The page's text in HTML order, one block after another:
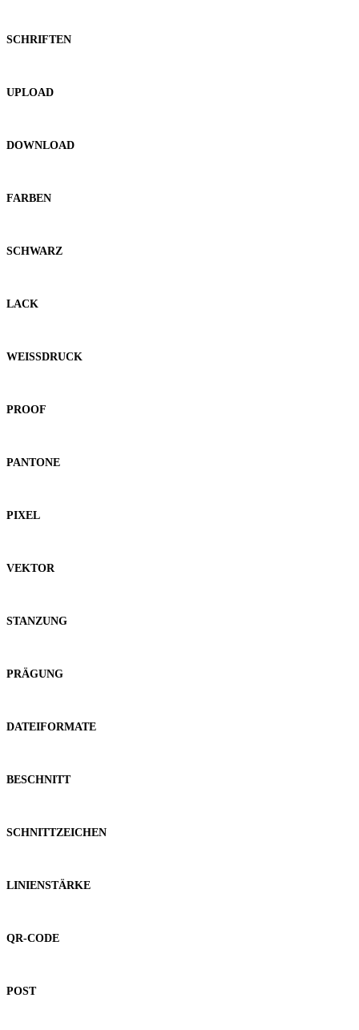
SCHRIFTEN
UPLOAD
DOWNLOAD
FARBEN
SCHWARZ
LACK
WEISSDRUCK
PROOF
PANTONE
PIXEL
VEKTOR
STANZUNG
PRÄGUNG
DATEIFORMATE
BESCHNITT
SCHNITTZEICHEN
LINIENSTÄRKE
QR-CODE
POST